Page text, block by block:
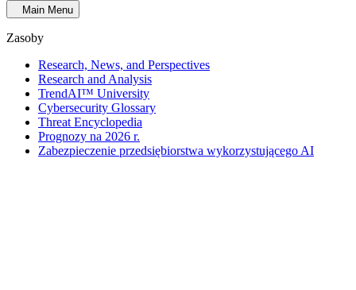
Main Menu
Zasoby
Research, News, and Perspectives
Research and Analysis
TrendAI™ University
Cybersecurity Glossary
Threat Encyclopedia
Prognozy na 2026 r.
Zabezpieczenie przedsiębiorstwa wykorzystującego AI